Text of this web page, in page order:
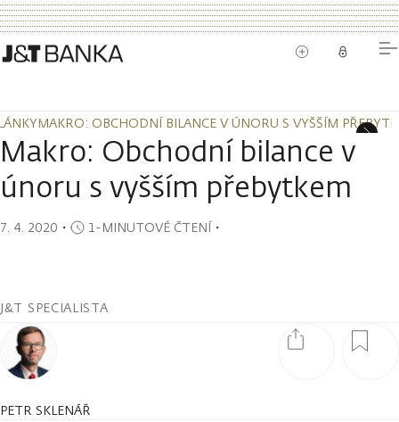
MAKRO: OBCHODNÍ BILANCE V ÚNORU S VYŠŠÍM
MAKRO: OBCHODNÍ BILANCE V ÚNORU S VYŠŠÍM
Makro: Obchodní bilance v
únoru s vyšším přebytkem
7. 4. 2020 ・ 1-MINUTOVÉ ČTENÍ・
J&T SPECIALISTA
PETR SKLENÁŘ